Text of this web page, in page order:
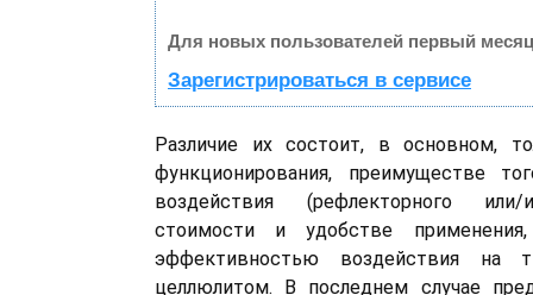
Для новых пользователей первый
Зарегистрироваться в сервисе
Различие их состоит, в основном,
функционирования, преимуществе
воздействия (рефлекторного или/
стоимости и удобстве
эффективностью воздействия на
целлюлитом. В последнем случае